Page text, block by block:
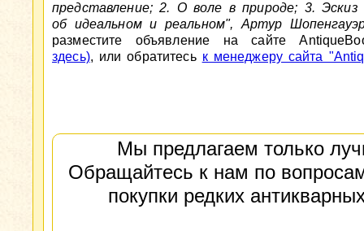
представление; 2. О воле в природе; 3. Эскиз
об идеальном и реальном", Артур
разместите объявление на сайте
здесь), или обратитесь к менеджеру сайта
Мы предлагаем только
Обращайтесь к нам по
покупки редких